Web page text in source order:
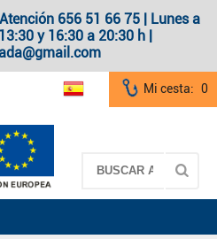
656 51 66 75 | Lunes a
y 16:30 a 20:30 h |
Mi cesta: 0